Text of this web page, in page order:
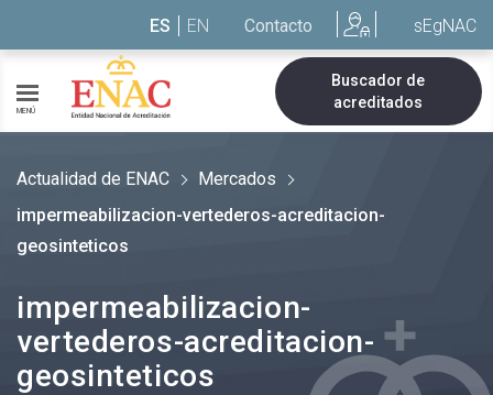
ES EN Contacto sEgNAC
MENÚ
Buscador de
acreditados
Actualidad de ENAC
Mercados
impermeabilizacion-vertederos-acreditacion-
geosinteticos
impermeabilizacion-
vertederos-acreditacion-
geosinteticos